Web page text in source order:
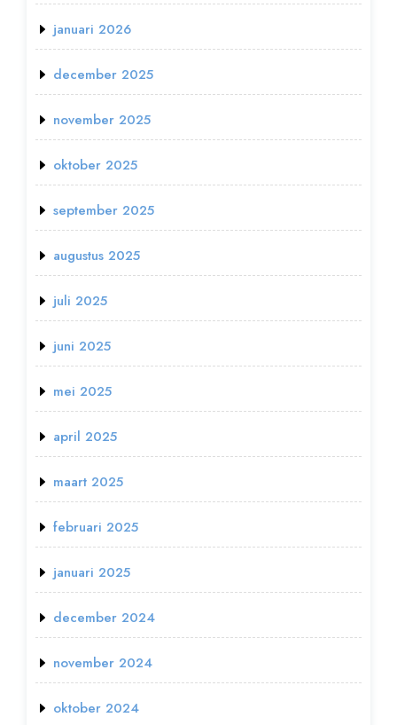
januari 2026
december 2025
november 2025
oktober 2025
september 2025
augustus 2025
juli 2025
juni 2025
mei 2025
april 2025
maart 2025
februari 2025
januari 2025
december 2024
november 2024
oktober 2024